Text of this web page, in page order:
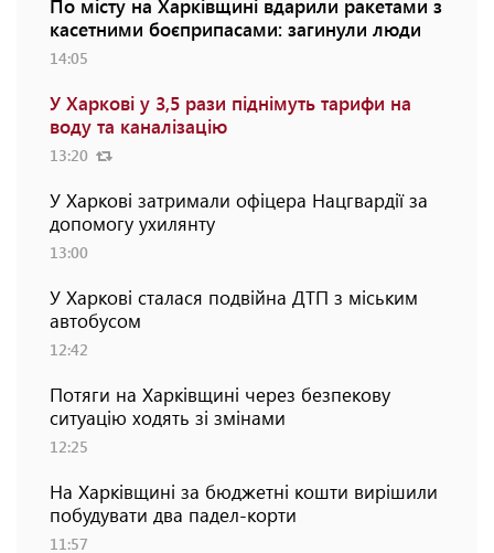
По місту на Харківщині вдарили ракетами з
касетними боєприпасами: загинули люди
14:05
У Харкові у 3,5 рази піднімуть тарифи на
воду та каналізацію
13:20
У Харкові затримали офіцера Нацгвардії за
допомогу ухилянту
13:00
У Харкові сталася подвійна ДТП з міським
автобусом
12:42
Потяги на Харківщині через безпекову
ситуацію ходять зі змінами
12:25
На Харківщині за бюджетні кошти вирішили
побудувати два падел-корти
11:57